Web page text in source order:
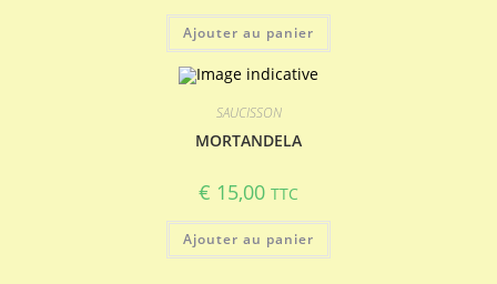
Ajouter au panier
SAUCISSON
MORTANDELA
€ 15,00 TTC
Ajouter au panier